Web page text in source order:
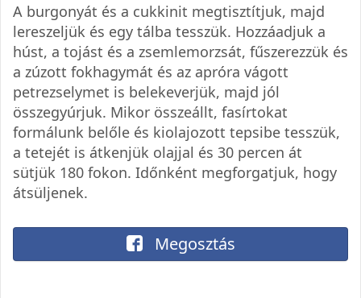
A burgonyát és a cukkinit megtisztítjuk, majd
lereszeljük és egy tálba tesszük. Hozzáadjuk a
húst, a tojást és a zsemlemorzsát, fűszerezzük és
a zúzott fokhagymát és az apróra vágott
petrezselymet is belekeverjük, majd jól
összegyúrjuk. Mikor összeállt, fasírtokat
formálunk belőle és kiolajozott tepsibe tesszük,
a tetejét is átkenjük olajjal és 30 percen át
sütjük 180 fokon. Időnként megforgatjuk, hogy
átsüljenek.
Megosztás